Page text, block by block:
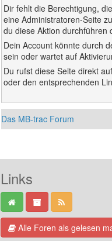
Dir fehlt die Berechtigung,
eine Administratoren-Seite
du diese Aktion durchführen
Dein Account könnte durch
sein oder wartet auf
Du rufst diese Seite direkt
oder den entsprechenden
Das MB-trac Forum
Links
Alle Foren als gelesen